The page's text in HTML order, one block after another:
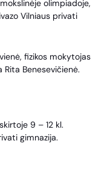
olimpiadoje,
Vilniaus privati
fizikos mokytojas
Benesevičienė.
9 – 12 kl.
gimnazija.